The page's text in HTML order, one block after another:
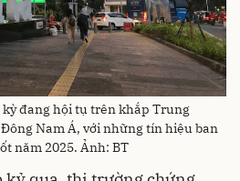
kỳ đang hội tụ trên khắp Trung
Nam Á, với những tín hiệu ban
năm 2025. Ảnh: BT